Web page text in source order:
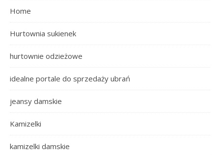
Home
Hurtownia sukienek
hurtownie odzieżowe
idealne portale do sprzedaży ubrań
jeansy damskie
Kamizelki
kamizelki damskie